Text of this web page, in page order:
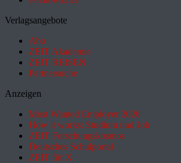
Verlagsangebote
Abo
ZEIT Akademie
ZEIT REISEN
Partnersuche
Anzeigen
Most Wanted Employer 2026
How it works: Studium und Job
ZEIT Forschungskosmos
Deutsches Schulportal
ZEIT für X